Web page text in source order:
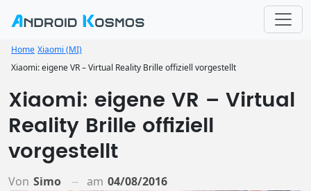
Home Xiaomi (MI)
Xiaomi: eigene VR – Virtual Reality Brille offiziell vorgestellt
Xiaomi: eigene VR – Virtual
Reality Brille offiziell
vorgestellt
Von Simo am 04/08/2016